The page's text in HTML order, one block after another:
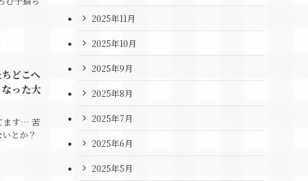
どこへ
った大
ます… 苦
とか？
2025年11月
2025年10月
2025年9月
2025年8月
2025年7月
2025年6月
2025年5月